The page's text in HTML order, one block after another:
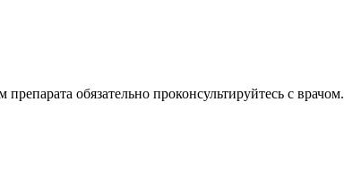
обязательно проконсультируйтесь с врачом.